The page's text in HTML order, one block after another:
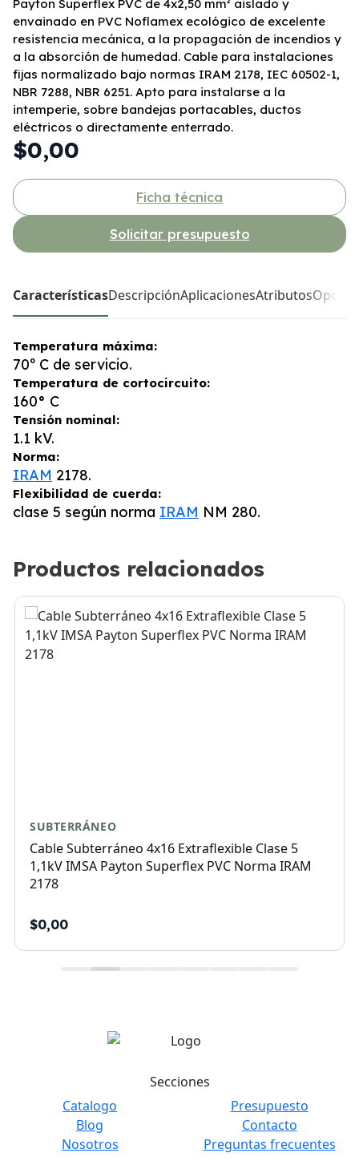
Payton Superflex PVC de 4x2,50 mm² aislado y
envainado en PVC Noflamex ecológico de excelente
resistencia mecánica, a la propagación de incendios y
a la absorción de humedad. Cable para instalaciones
fijas normalizado bajo normas IRAM 2178, IEC 60502-1,
NBR 7288, NBR 6251. Apto para instalarse a la
intemperie, sobre bandejas portacables, ductos
eléctricos o directamente enterrado.
$0,00
Ficha técnica
Solicitar presupuesto
CaracterísticasDescripciónAplicacionesAtributos
Temperatura máxima:
70º C de servicio.
Temperatura de cortocircuito:
160° C
Tensión nominal:
1.1 kV.
Norma:
IRAM 2178.
Flexibilidad de cuerda:
clase 5 según norma IRAM NM 280.
Productos relacionados
SUBTERRÁNEO
Cable Subterráneo 4x16 Extraflexible Clase 5
1,1kV IMSA Payton Superflex PVC Norma IRAM
2178
$0,00
Secciones
Catalogo
Blog
Nosotros
Presupuesto
Contacto
Preguntas frecuentes